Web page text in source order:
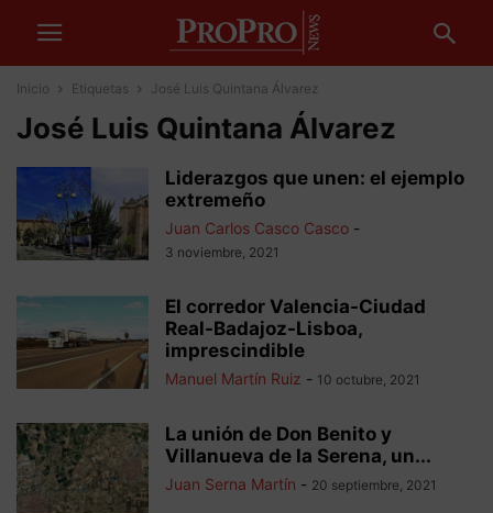
Inicio Etiquetas José Luis Quintana Álvarez
José Luis Quintana Álvarez
Liderazgos que unen: el ejemplo
extremeño
Juan Carlos Casco Casco -
3 noviembre, 2021
El corredor Valencia-Ciudad
Real-Badajoz-Lisboa,
imprescindible
Manuel Martín Ruiz - 10 octubre, 2021
La unión de Don Benito y
Villanueva de la Serena, un...
Juan Serna Martín - 20 septiembre, 2021